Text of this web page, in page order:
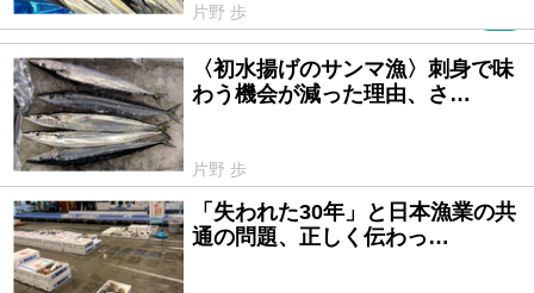
片野 歩
2025/08/18
〈初水揚げのサンマ漁〉刺身で味
わう機会が減った理由、さ…
片野 歩
2025/07/30
「失われた30年」と日本漁業の共
通の問題、正しく伝わっ…